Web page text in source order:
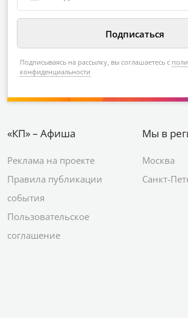
Подписываясь на рассылку, вы соглашаетесь с
конфиденциальности
«КП» – Афиша
Реклама на проекте
Правила публикации
события
Пользовательское
соглашение
Мы в
Москва
Санкт-